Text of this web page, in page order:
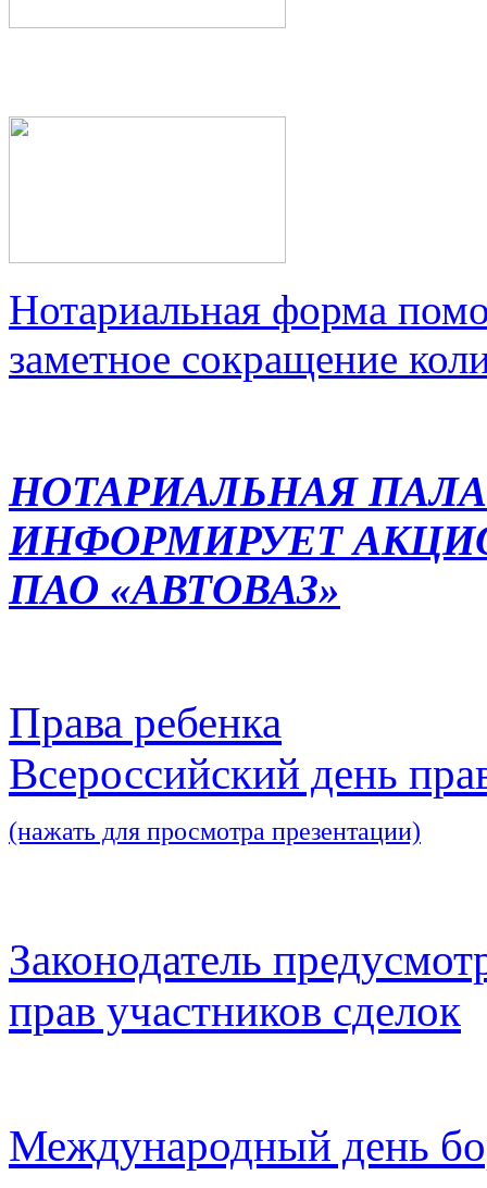
Нотариальная форма
заметное сокращение
НОТАРИАЛЬНАЯ
ИНФОРМИРУЕТ
ПАО «АВТОВАЗ»
Права ребенка
Всероссийский день
(нажать для просмотра презентации)
Законодатель
прав участников сделок
Международный день